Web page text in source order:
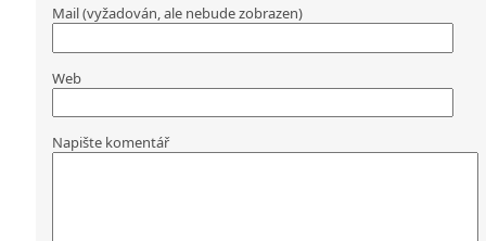
Mail (vyžadován, ale nebude zobrazen)
Web
Napište komentář